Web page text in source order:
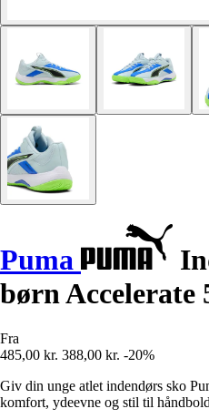
Puma
børn Accelerate
Fra
485,00 kr. 388,00 kr. -20%
Giv din unge atlet indendørs sko
komfort, ydeevne og stil til